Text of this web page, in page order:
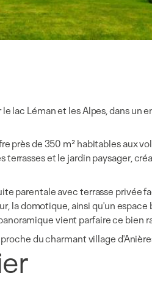
lac Léman et les Alpes, dans un
près de 350 m² habitables aux
et le jardin paysager,
parentale avec terrasse privée
la domotique, ainsi qu'un
vient parfaire ce bien
du charmant village